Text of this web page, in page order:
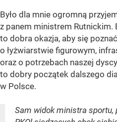
Było dla mnie ogromną
z panem ministrem Rutnickim.
to dobra okazja, aby się
o łyżwiarstwie figurowym,
oraz o potrzebach naszej
to dobry początek dalszego
w Polsce.
Sam widok ministra sportu,